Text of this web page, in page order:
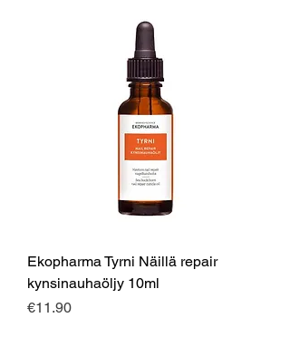
Ekopharma Tyrni Näillä repair
kynsinauhaöljy 10ml
Price
€11.90